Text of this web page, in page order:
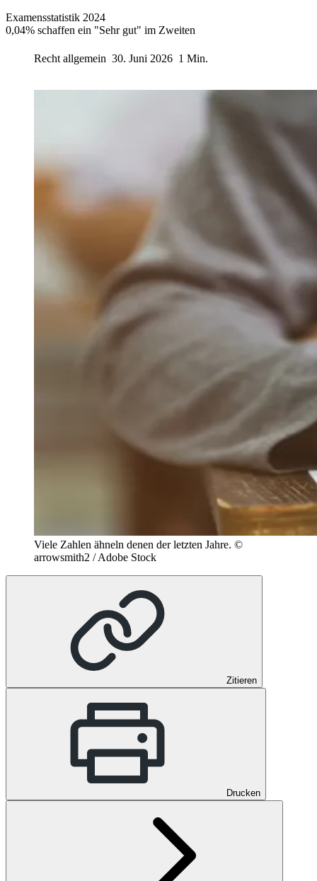
Examensstatistik 2024
0,04% schaffen ein "Sehr gut" im Zweiten
Recht allgemein 30. Juni 2026 1 Min.
Viele Zahlen ähneln denen der letzten Jahre. ©
arrowsmith2 / Adobe Stock
Zitieren
Drucken